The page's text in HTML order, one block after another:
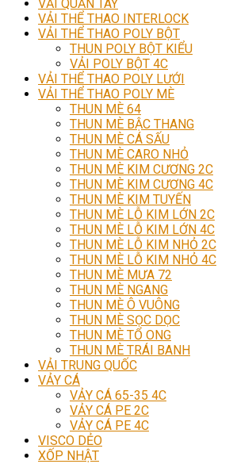
VẢI QUẦN TÂY
VẢI THỂ THAO INTERLOCK
VẢI THỂ THAO POLY BỘT
THUN POLY BỘT KIỂU
VẢI POLY BỘT 4C
VẢI THỂ THAO POLY LƯỚI
VẢI THỂ THAO POLY MÈ
THUN MÈ 64
THUN MÈ BẬC THANG
THUN MÈ CÁ SẤU
THUN MÈ CARO NHỎ
THUN MÈ KIM CƯƠNG 2C
THUN MÈ KIM CƯƠNG 4C
THUN MÈ KIM TUYẾN
THUN MÈ LỖ KIM LỚN 2C
THUN MÈ LỖ KIM LỚN 4C
THUN MÈ LỖ KIM NHỎ 2C
THUN MÈ LỖ KIM NHỎ 4C
THUN MÈ MƯA 72
THUN MÈ NGANG
THUN MÈ Ô VUÔNG
THUN MÈ SỌC DỌC
THUN MÈ TỔ ONG
THUN MÈ TRÁI BANH
VẢI TRUNG QUỐC
VẢY CÁ
VẢY CÁ 65-35 4C
VẢY CÁ PE 2C
VẢY CÁ PE 4C
VISCO DẺO
XỐP NHẬT